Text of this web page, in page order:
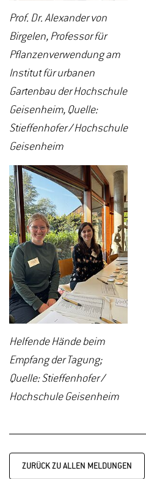
Prof. Dr. Alexander von
Birgelen, Professor für
Pflanzenverwendung am
Institut für urbanen
Gartenbau der Hochschule
Geisenheim, Quelle:
Stieffenhofer / Hochschule
Geisenheim
Helfende Hände beim
Empfang der Tagung;
Quelle: Stieffenhofer /
Hochschule Geisenheim
ZURÜCK ZU ALLEN MELDUNGEN